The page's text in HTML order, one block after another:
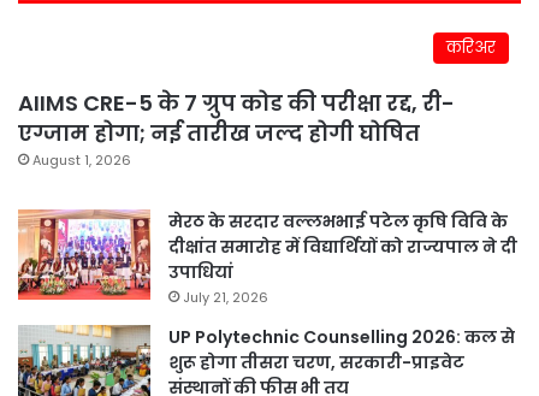
करिअर
AIIMS CRE-5 के 7 ग्रुप कोड की परीक्षा रद्द, री-
एग्जाम होगा; नई तारीख जल्द होगी घोषित
August 1, 2026
मेरठ के सरदार वल्लभभाई पटेल कृषि विवि के
दीक्षांत समारोह में विद्यार्थियों को राज्यपाल ने दी
उपाधियां
July 21, 2026
UP Polytechnic Counselling 2026: कल से
शुरू होगा तीसरा चरण, सरकारी-प्राइवेट
संस्थानों की फीस भी तय